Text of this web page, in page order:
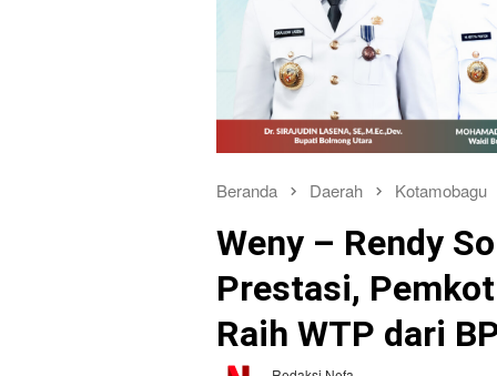
Beranda Daerah Kotamobagu
Weny – Rendy
Prestasi,
Raih WTP dari